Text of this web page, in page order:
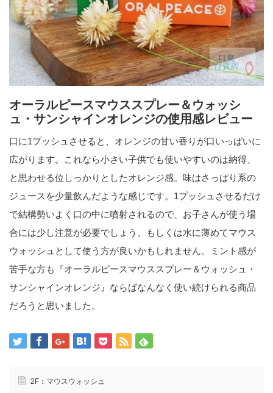
オーラルピースマウススプレー＆ウォッシ
ュ・サンシャインオレンジの使用感レビュー
口に1プッシュさせると、オレンジの甘い香りが口いっぱいに
広がります。これなら小さい子供でも使いやすいのは納得、
と思わせる位しっかりとしたオレンジ感。味はさっぱり系の
ジュースを少量飲んだような感じです。1プッシュさせるだけ
で結構勢いよく口の中に噴射されるので、お子さんが使う場
合には少し注意が必要でしょう。もしくは水に薄めてマウス
ウォッシュとして使う方が良いかもしれません。ミント感が
苦手な方も『オーラルピースマウススプレー＆ウォッシュ・
サンシャインオレンジ』ならばなんなく使い続けられる商品
だろうと思いました。
2F：マウスウォッシュ